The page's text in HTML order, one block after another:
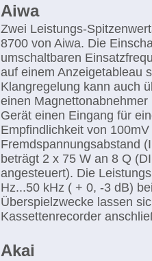
Aiwa
Zwei Leistungs-
8700 von Aiwa. Die
umschaltbaren
auf einem Anzeigetableau
Klangregelung kann auch
einen
Gerät einen Eingang für
Empfindlichkeit von
Fremdspannungsabstand
beträgt 2 x 75 W an 8 Q
angesteuert). Die
Hz...50 kHz ( + 0, -3 dB)
Überspielzwecke lassen
Kassettenrecorder
Akai